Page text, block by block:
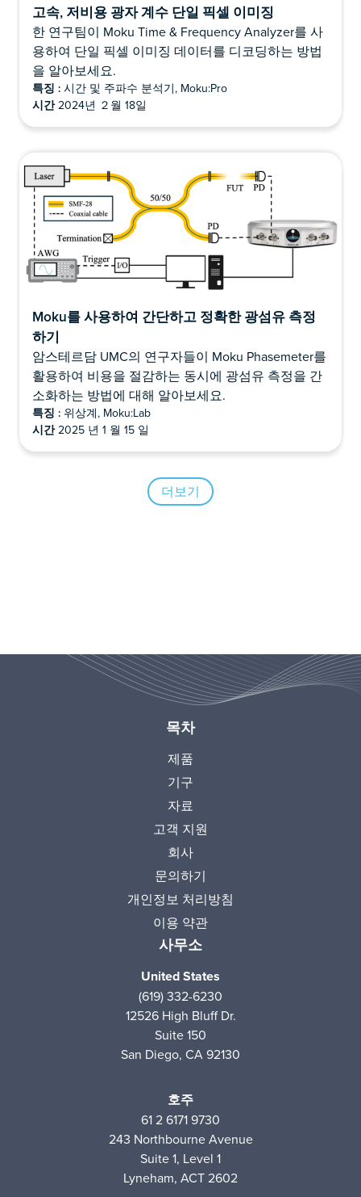
고속, 저비용 광자 계수 단일 픽셀 이미징
한 연구팀이 Moku Time & Frequency Analyzer를 사
용하여 단일 픽셀 이미징 데이터를 디코딩하는 방법
을 알아보세요.
특징 : 시간 및 주파수 분석기, Moku:Pro
시간2024년 ２월 18일
Moku를 사용하여 간단하고 정확한 광섬유 측정
하기
암스테르담 UMC의 연구자들이 Moku Phasemeter를
활용하여 비용을 절감하는 동시에 광섬유 측정을 간
소화하는 방법에 대해 알아보세요.
특징 : 위상계, Moku:Lab
시간2025 년 1 월 15 일
더보기
목차
제품
기구
자료
고객 지원
회사
문의하기
개인정보 처리방침
이용 약관
사무소
United States
(619) 332-6230
12526 High Bluff Dr.
Suite 150
San Diego, CA 92130
호주
61 2 6171 9730
243 Northbourne Avenue
Suite 1, Level 1
Lyneham, ACT 2602